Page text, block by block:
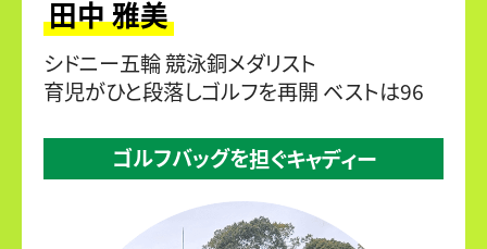
田中 雅美
シドニー五輪 競泳銅メダリスト
育児がひと段落しゴルフを再開 ベストは96
ゴルフバッグを担ぐキャディー